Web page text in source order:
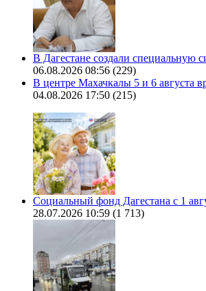
В Дагестане создали специальную
06.08.2026 08:56 (229)
В центре Махачкалы 5 и 6 августа
04.08.2026 17:50 (215)
Социальный фонд Дагестана с 1
28.07.2026 10:59 (1 713)